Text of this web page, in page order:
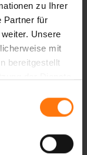
zu Ihrer
Partner für
Unsere
mit
bereitgestellt
Based